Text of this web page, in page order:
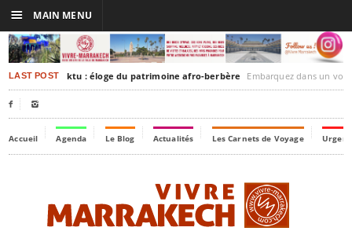
LAST POSTTimbuktu : éloge du patrimoine afro-berbère Embarquez dans un voyage culturel dans le
 
Accueil Agenda Le Blog Actualités Les Carnets de Voyage
☰ MAIN MENU